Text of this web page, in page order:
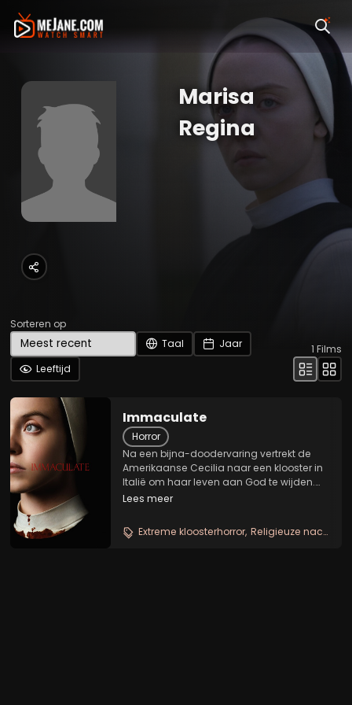
Marisa
Regina
Sorteren op
Taal
Jaar
Leeftijd
1 Films
Immaculate
Horror
Na een bijna-doodervaring vertrekt de
Amerikaanse Cecilia naar een klooster in
Italië om haar leven aan God te wijden.
Wanneer ze op wonderbaarlijke wijze
de nieuwe heilige maagd Maria. Maar
naarmate er...
Lees meer
Extreme kloosterhorror Religieuze nachtmerrie